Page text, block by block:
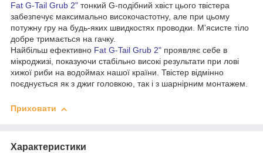
Fat G-Tail Grub 2" тонкий G-подібний хвіст цього твістера
забезпечує максимально високочастотну, але при цьому
потужну гру на будь-яких швидкостях проводки. М'ясисте тіло
добре тримається на гачку.
Найбільш ефективно Fat G-Tail Grub 2" проявляє себе в
мікроджизі, показуючи стабільно високі результати при лові
хижої риби на водоймах нашої країни. Твістер відмінно
поєднується як з джиг головкою, так і з шарнірним монтажем.
Приховати
Характеристики